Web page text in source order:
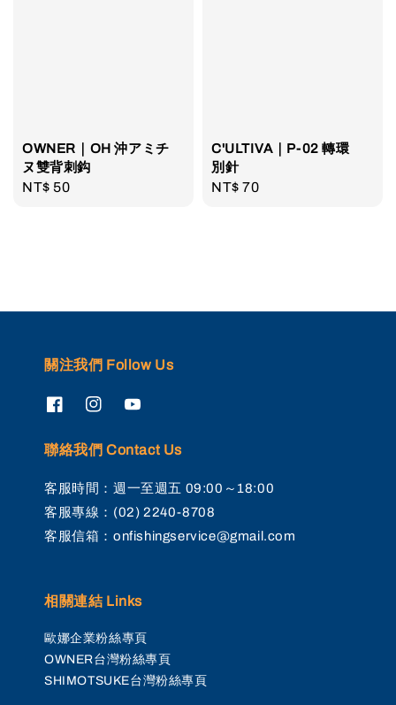
OWNER｜OH 沖アミチ
ヌ雙背刺鈎
Regular
NT$ 50
C'ULTIVA｜P-02 轉環
別針
Regular
NT$ 70
關注我們 Follow Us
聯絡我們 Contact Us
客服時間：週一至週五 09:00～18:00
客服專線：(02) 2240-8708
客服信箱：onfishingservice@gmail.com
相關連結 Links
歐娜企業粉絲專頁
OWNER台灣粉絲專頁
SHIMOTSUKE台灣粉絲專頁